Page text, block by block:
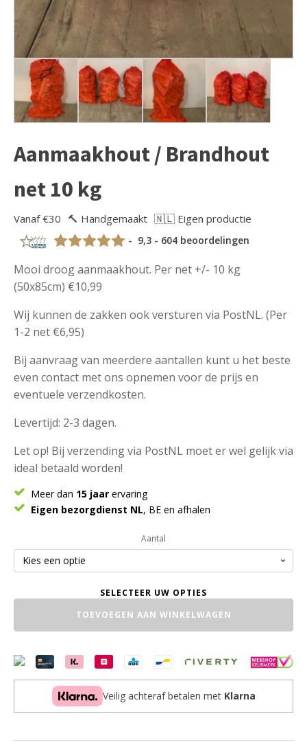
Aanmaakhout / Brandhout
net 10 kg
Vanaf €30 🔨 Handgemaakt 🇳🇱 Eigen productie
- 9,3 - 604 beoordelingen
Mooi droog aanmaakhout. Per net +/- 10 kg
(50x85cm) €10,99
Wij kunnen de zakken ook versturen via PostNL. (Per
1-2 net €6,95)
Bij aanvraag van meerdere aantallen kunt u het beste
even contact met ons opnemen voor de prijs en
eventuele verzendkosten.
Levertijd: 2-3 dagen.
Let op! Bij verzending via PostNL moet er wel gelijk via
ideal betaald worden!
Meer dan 15 jaar ervaring
Eigen bezorgdienst NL, BE en afhalen
Aantal
Aanmaakhout
Brandhout
10
kg
aantal
TOEVOEGEN AAN WINKELWAGEN
Veilig achteraf betalen met Klarna